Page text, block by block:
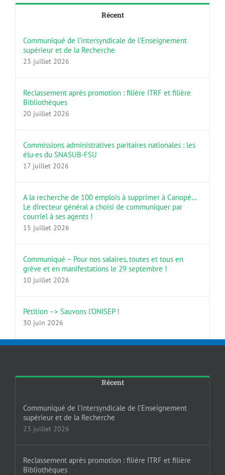
Récent
Communiqué de l’intersyndicale de l’Enseignement
supérieur et de la Recherche
23 juillet 2026
Reclassement après promotion : filière ITRF et filière
Bibliothèques
20 juillet 2026
Commissions administratives paritaires nationales : les
élu·es du SNASUB-FSU
17 juillet 2026
A la recherche de 100 emplois à supprimer à Canopé…
Le directeur général a choisi de communiquer par
courriel à ses agents !
15 juillet 2026
Communiqué – Pour nos salaires, toutes et tous en
grève et en manifestations le 29 septembre !
10 juillet 2026
Pétition –> Sauvons l’ONISEP !
30 juin 2026
Récent
Communiqué de l’intersyndicale de l’Enseignement
supérieur et de la Recherche
23 juillet 2026
Reclassement après promotion : filière ITRF et filière
Bibliothèques